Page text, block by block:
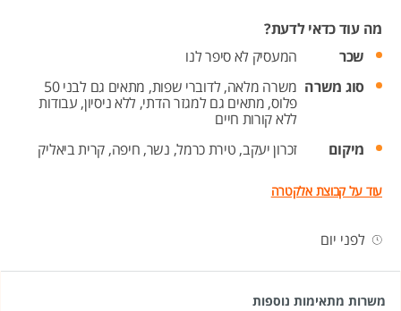
מה עוד כדאי לדעת?
שכר
המעסיק לא סיפר לנו
סוג משרה משרה מלאה,לדוברי שפות,
מתאים גם לבני 50
פלוס, מתאים גם למגזר הדתי, ללא ניסיון, עבודות
ללא קורות חיים
מיקום
זכרון יעקב, טירת כרמל, נשר, חיפה, קרית ביאליק
עוד על קבוצת אלקטרה
לפני יום
משרות מתאימות נוספות